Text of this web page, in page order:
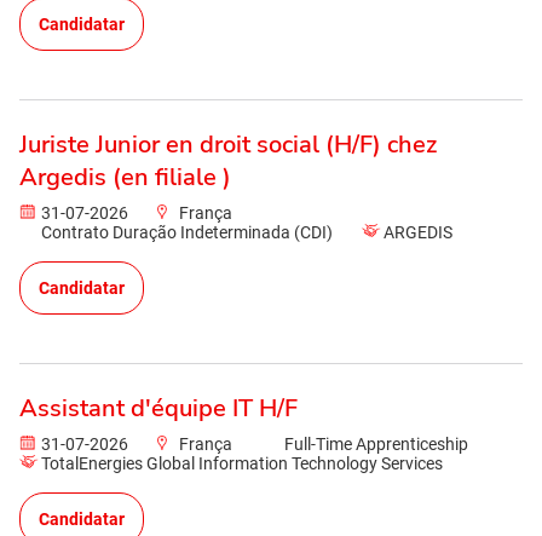
Candidatar
Juriste Junior en droit social (H/F) chez
Argedis (en filiale )
31-07-2026
França
Contrato Duração Indeterminada (CDI)
ARGEDIS
Candidatar
Assistant d'équipe IT H/F
31-07-2026 França
Full-Time Apprenticeship
TotalEnergies Global Information Technology Services
Candidatar